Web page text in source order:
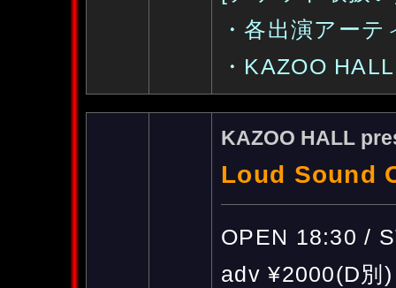
・各出演アーテ
・KAZOO
KAZOO HALL
Loud Sound
OPEN 18:30 /
adv ¥2000(D別